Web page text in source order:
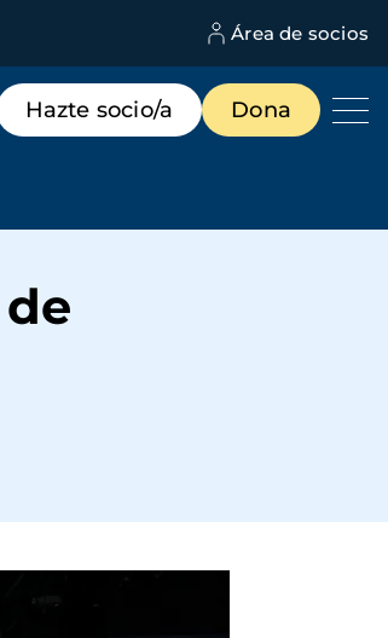
Área de socios
destacados
Hazte socio/a Dona